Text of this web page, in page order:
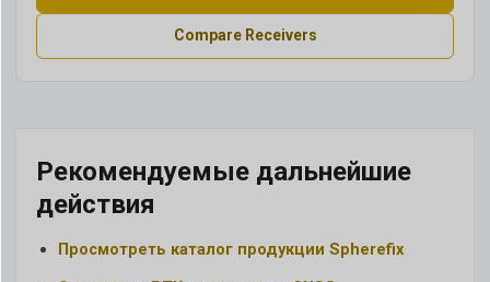
Compare Receivers
Рекомендуемые дальнейшие
действия
Просмотреть каталог продукции Spherefix